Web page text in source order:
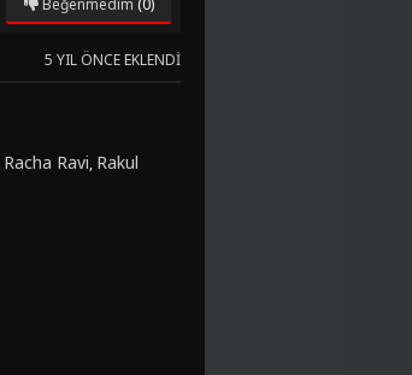
Beğenmedim (0)
5 YIL ÖNCE EKLENDI
Racha Ravi, Rakul